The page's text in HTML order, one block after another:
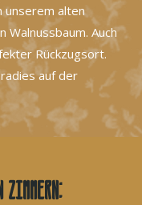
unserem alten
Auch
Rückzugsort.
auf der